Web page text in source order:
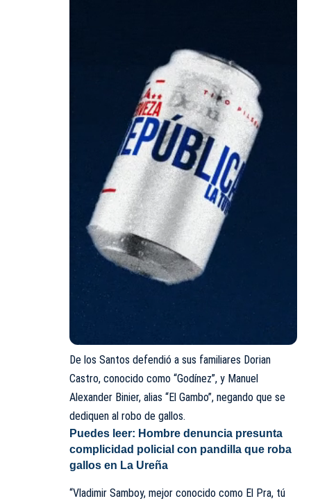
De los Santos defendió a sus familiares Dorian
Castro, conocido como “Godínez”, y Manuel
Alexander Binier, alias “El Gambo”, negando que se
dediquen al robo de gallos.
Puedes leer: Hombre denuncia presunta
complicidad policial con pandilla que roba
gallos en La Ureña
“Vladimir Samboy, mejor conocido como El Pra, tú